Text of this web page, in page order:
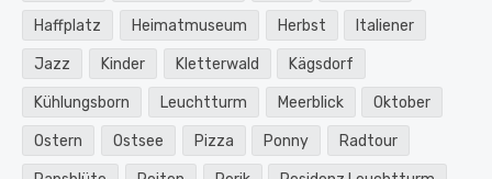
Haffplatz Heimatmuseum Herbst Italiener
Jazz Kinder Kletterwald Kägsdorf
Kühlungsborn Leuchtturm Meerblick Oktober
Ostern Ostsee Pizza Ponny Radtour